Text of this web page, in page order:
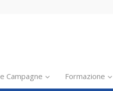
Campagne Formazione